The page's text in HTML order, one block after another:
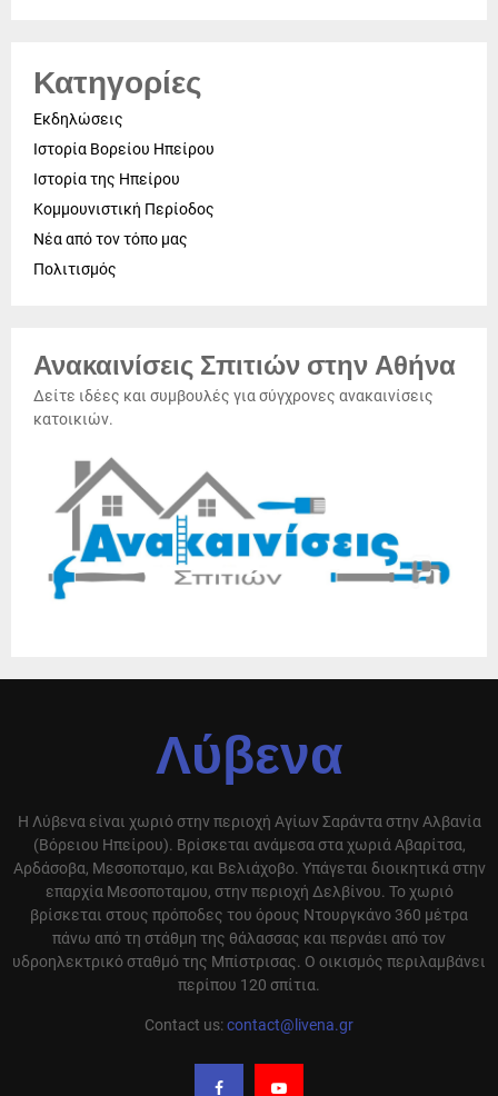
Κατηγορίες
Εκδηλώσεις
Ιστορία Βορείου Ηπείρου
Ιστορία της Ηπείρου
Κομμουνιστική Περίοδος
Νέα από τον τόπο μας
Πολιτισμός
Ανακαινίσεις Σπιτιών στην Αθήνα
Δείτε ιδέες και συμβουλές για σύγχρονες ανακαινίσεις
κατοικιών.
Λύβενα
Η Λύβενα είναι χωριό στην περιοχή Αγίων Σαράντα στην Αλβανία
(Βόρειου Ηπείρου). Βρίσκεται ανάμεσα στα χωριά Αβαρίτσα,
Αρδάσοβα, Μεσοποταμο, και Βελιάχοβο. Υπάγεται διοικητικά στην
επαρχία Μεσοποταμου, στην περιοχή Δελβίνου. Το χωριό
βρίσκεται στους πρόποδες του όρους Ντουργκάνο 360 μέτρα
πάνω από τη στάθμη της θάλασσας και περνάει από τον
υδροηλεκτρικό σταθμό της Μπίστρισας. Ο οικισμός περιλαμβάνει
περίπου 120 σπίτια.
Contact us:contact@livena.gr